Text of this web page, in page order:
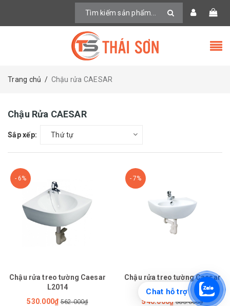
Trang chủ / Chậu rửa CAESAR
Chậu Rửa CAESAR
Sắp xếp: Thứ tự
- 6%
Chậu rửa treo tường Caesar
L2014
530.000₫ 562.000₫
- 7%
Chậu rửa treo tường Caesar
L2140
540.000₫ 583.000₫
Chat hỗ trợ